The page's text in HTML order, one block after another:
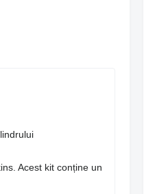
Acest kit conține un